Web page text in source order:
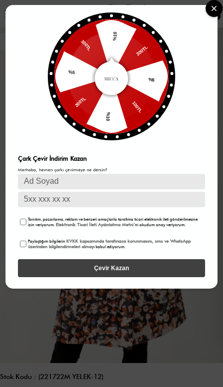
0
Stok Kodu (221722M YELEK-12)
%10
200TL
%5
100TL
%10
200TL
%5
100TL
Çark Çevir İndirim Kazan
Merhaba, hemen çarkı çevirmeye ne dersin?
Tanıtım, pazarlama, reklam ve benzeri amaçlarla tarafıma ticari elektronik ileti gönderilmesine
izin veriyorum.Elektronik Ticari İleti Aydınlatma Metni 'ni okudum onay veriyorum.
Paylaştığım bilgilerinKVKK kapsamında tarafınızca korunmasını, sms ve WhatsApp
üzerinden bilgilendirmeleri almayı kabul ediyorum.
Çevir Kazan